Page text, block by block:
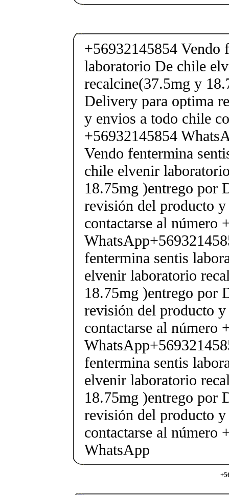
+56932145854 Vendo
laboratorio De chile
recalcine(37.5mg y
Delivery para optima
y envios a todo chile
+56932145854
Vendo fentermina
chile elvenir
18.75mg )entrego por
revisión del producto
contactarse al número
fentermina sentis
elvenir laboratorio
18.75mg )entrego por
revisión del producto
contactarse al número
fentermina sentis
elvenir laboratorio
18.75mg )entrego por
revisión del producto
contactarse al número
WhatsApp